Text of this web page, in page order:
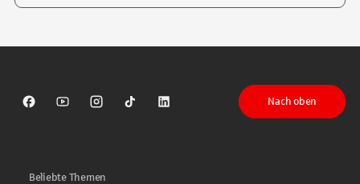
Sparkasse auf Facebook
Sparkasse auf Youtube
Sparkasse auf Instagram
Sparkasse auf TikTok
Sparkasse auf LinkedIn
Nach oben
Beliebte Themen